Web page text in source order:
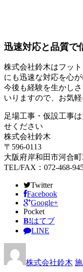
迅速対応と品質で
株式会社鈴木はフッ
にも迅速な対応を心が
今後も経験を生かし
いりますので、お気軽
足場工事・仮設工事
せください
株式会社鈴木
〒596-0113
大阪府岸和田市河合町
TEL/FAX：072-468-
Twitter
Facebook
Google+
Pocket
B!はてブ
LINE
株式会社鈴木